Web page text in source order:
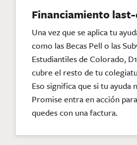
Financiamiento
Una vez que se aplica tu
como las Becas Pell o las
Estudiantiles de Colorado,
cubre el resto de tu
Eso significa que si tu ayuda
Promise entra en acción
quedes con una factura.